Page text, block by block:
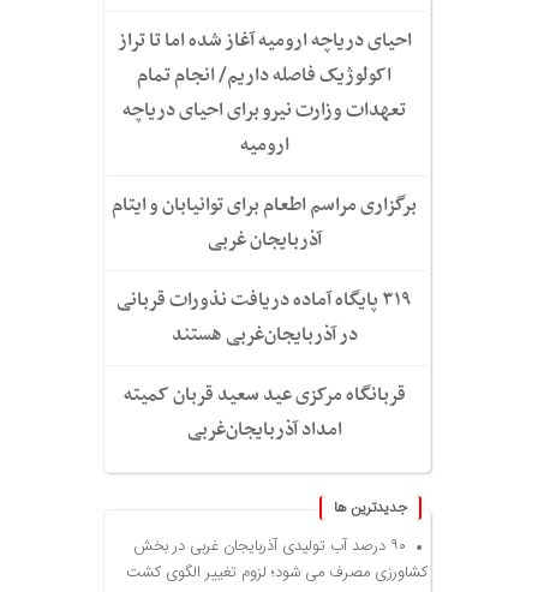
احیای دریاچه ارومیه آغاز شده اما تا تراز
اکولوژیک فاصله داریم/ انجام تمام
تعهدات وزارت نیرو برای احیای دریاچه
ارومیه
برگزاری مراسم اطعام برای توانیابان و ایتام
آذربایجان غربی
۳۱۹ پایگاه آماده دریافت نذورات قربانی
در آذربایجان‌غربی هستند
قربانگاه مرکزی عید سعید قربان کمیته
امداد آذربایجان‌غربی
جديدترين ها
۹۰ درصد آب تولیدی آذربایجان غربی در بخش
کشاورزی مصرف می شود؛ لزوم تغییر الگوی کشت